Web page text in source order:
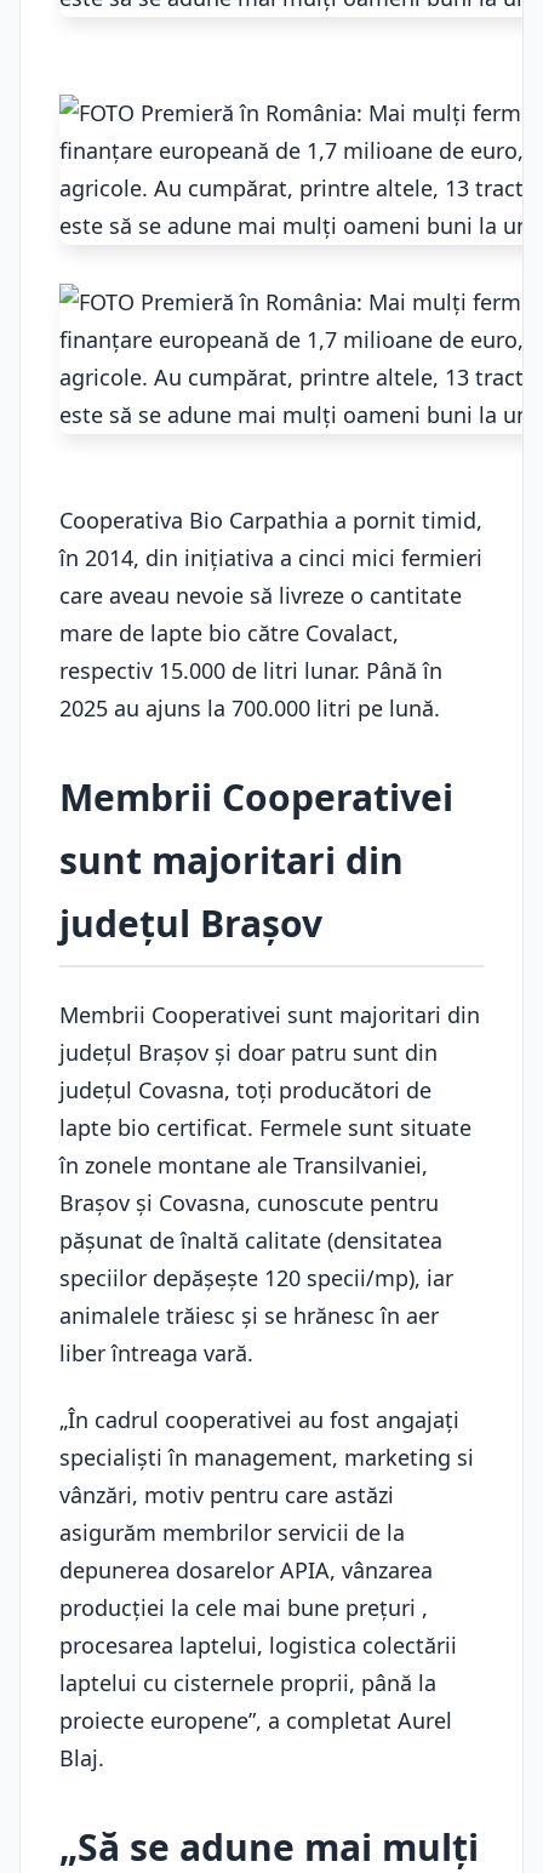
Cooperativa Bio Carpathia a pornit timid,
în 2014, din inițiativa a cinci mici fermieri
care aveau nevoie să livreze o cantitate
mare de lapte bio către Covalact,
respectiv 15.000 de litri lunar. Până în
2025 au ajuns la 700.000 litri pe lună.
Membrii Cooperativei
sunt majoritari din
județul Brașov
Membrii Cooperativei sunt majoritari din
județul Brașov și doar patru sunt din
județul Covasna, toți producători de
lapte bio certificat. Fermele sunt situate
în zonele montane ale Transilvaniei,
Brașov și Covasna, cunoscute pentru
pășunat de înaltă calitate (densitatea
speciilor depășește 120 specii/mp), iar
animalele trăiesc și se hrănesc în aer
liber întreaga vară.
„În cadrul cooperativei au fost angajați
specialiști în management, marketing si
vânzări, motiv pentru care astăzi
asigurăm membrilor servicii de la
depunerea dosarelor APIA, vânzarea
producției la cele mai bune prețuri ,
procesarea laptelui, logistica colectării
laptelui cu cisternele proprii, până la
proiecte europene”, a completat Aurel
Blaj.
„Să se adune mai mulți